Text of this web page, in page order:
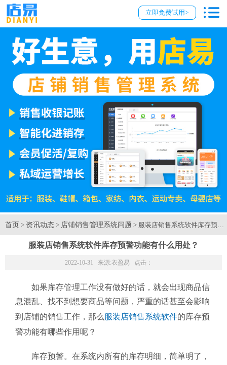
立即免费试用>
首页 > 资讯动态 > 店铺销售管理系统问题 > 服装店销售系统软件库存预警
服装店销售系统软件库存预警功能有什么用处？
2022-10-31 来源:衣盈易 点击：
如果库存管理工作没有做好的话，就会出现商品信
息混乱、找不到想要商品等问题，严重的话甚至会影响
到店铺的销售工作，那么 服装店销售系统软件的库存预
警功能有哪些作用呢？
库存预警。在系统内所有的库存明细，简单明了，